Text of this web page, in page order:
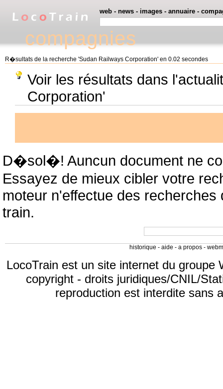
compagnies
web - news - images - annuaire -
R�sultats de la recherche 'Sudan Railways Corporation' en 0.02 secondes
Voir les résultats dans
Corporation'
D�sol�! Auncun document ne
Essayez de mieux cibler votre
moteur n'effectue des recherches
train.
historique - aide - a propos-
LocoTrain est un site internet du groupe
copyright- droits juridiques/CNIL/
reproduction est interdite sans